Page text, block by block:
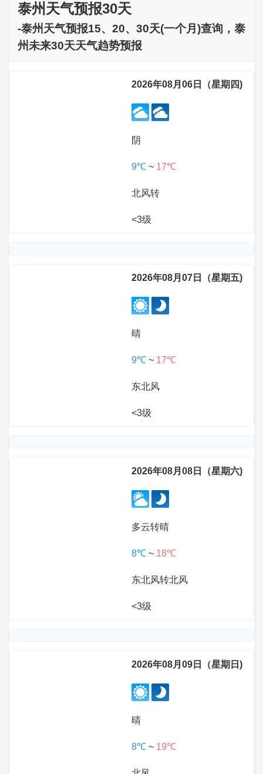
泰州天气预报30天
-泰州天气预报15、20、30天(一个月)查询，泰
州未来30天天气趋势预报
2026年08月06日（星期四)
阴
9℃ ~ 17℃
北风转
<3级
2026年08月07日（星期五)
晴
9℃ ~ 17℃
东北风
<3级
2026年08月08日（星期六)
多云转晴
8℃ ~ 18℃
东北风转北风
<3级
2026年08月09日（星期日)
晴
8℃ ~ 19℃